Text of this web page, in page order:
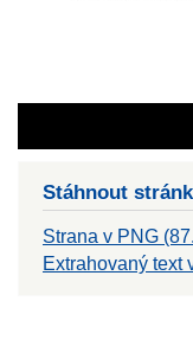
Stáhnout
Strana v PNG
Extrahovaný text